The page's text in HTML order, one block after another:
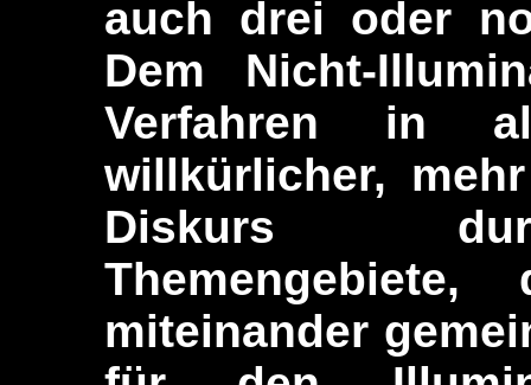
auch drei oder
Dem Nicht-
Verfahren in
willkürlicher,
Diskurs
miteinander